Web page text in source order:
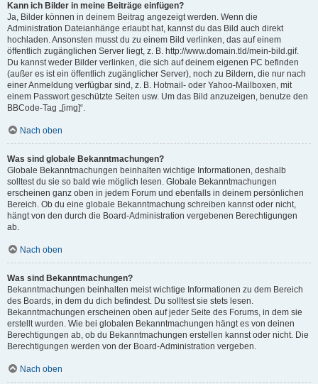
Kann ich Bilder in meine Beiträge einfügen?
Ja, Bilder können in deinem Beitrag angezeigt werden. Wenn die
Administration Dateianhänge erlaubt hat, kannst du das Bild auch direkt
hochladen. Ansonsten musst du zu einem Bild verlinken, das auf einem
öffentlich zugänglichen Server liegt, z. B. http://www.domain.tld/mein-bild.gif.
Du kannst weder Bilder verlinken, die sich auf deinem eigenen PC befinden
(außer es ist ein öffentlich zugänglicher Server), noch zu Bildern, die nur nach
einer Anmeldung verfügbar sind, z. B. Hotmail- oder Yahoo-Mailboxen, mit
einem Passwort geschützte Seiten usw. Um das Bild anzuzeigen, benutze den
BBCode-Tag „[img]“.
Nach oben
Was sind globale Bekanntmachungen?
Globale Bekanntmachungen beinhalten wichtige Informationen, deshalb
solltest du sie so bald wie möglich lesen. Globale Bekanntmachungen
erscheinen ganz oben in jedem Forum und ebenfalls in deinem persönlichen
Bereich. Ob du eine globale Bekanntmachung schreiben kannst oder nicht,
hängt von den durch die Board-Administration vergebenen Berechtigungen
ab.
Nach oben
Was sind Bekanntmachungen?
Bekanntmachungen beinhalten meist wichtige Informationen zu dem Bereich
des Boards, in dem du dich befindest. Du solltest sie stets lesen.
Bekanntmachungen erscheinen oben auf jeder Seite des Forums, in dem sie
erstellt wurden. Wie bei globalen Bekanntmachungen hängt es von deinen
Berechtigungen ab, ob du Bekanntmachungen erstellen kannst oder nicht. Die
Berechtigungen werden von der Board-Administration vergeben.
Nach oben